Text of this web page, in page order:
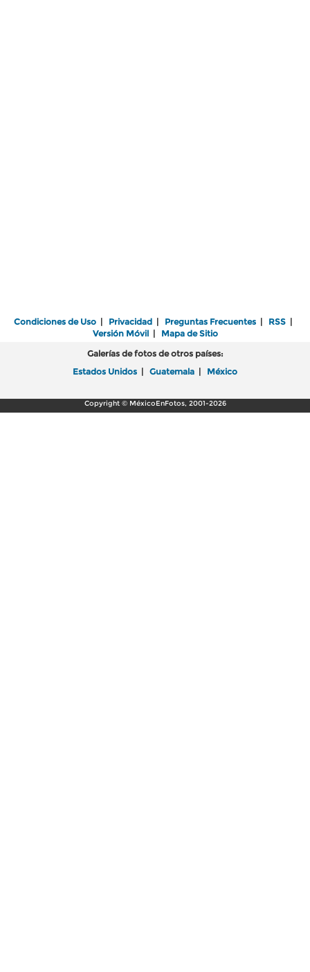
Condiciones de Uso | Privacidad | Preguntas Frecuentes | RSS |
Versión Móvil| Mapa de Sitio
Galerías de fotos de otros países:
Estados Unidos | Guatemala | México
Copyright © MéxicoEnFotos, 2001-2026